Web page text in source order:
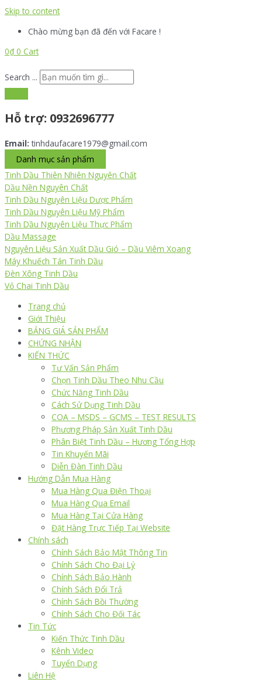
Skip to content
Chào mừng bạn đã đến với Facare !
0₫ 0 Cart
Search ...
Hỗ trợ: 0932696777
Email: tinhdaufacare1979@gmail.com
Danh mục sản phẩm
Tinh Dầu Thiên Nhiên Nguyên Chất
Dầu Nền Nguyên Chất
Tinh Dầu Nguyên Liệu Dược Phẩm
Tinh Dầu Nguyên Liệu Mỹ Phẩm
Tinh Dầu Nguyên Liệu Thực Phẩm
Dầu Massage
Nguyên Liệu Sản Xuất Dầu Gió – Dầu Viêm Xoang
Máy Khuếch Tán Tinh Dầu
Đèn Xông Tinh Dầu
Vỏ Chai Tinh Dầu
Trang chủ
Giới Thiệu
BẢNG GIÁ SẢN PHẨM
CHỨNG NHẬN
KIẾN THỨC
Tư Vấn Sản Phẩm
Chọn Tinh Dầu Theo Nhu Cầu
Chức Năng Tinh Dầu
Cách Sử Dụng Tinh Dầu
COA – MSDS – GCMS – TEST RESULTS
Phương Pháp Sản Xuất Tinh Dầu
Phân Biệt Tinh Dầu – Hương Tổng Hợp
Tin Khuyến Mãi
Diễn Đàn Tinh Dầu
Hướng Dẫn Mua Hàng
Mua Hàng Qua Điện Thoại
Mua Hàng Qua Email
Mua Hàng Tại Cửa Hàng
Đặt Hàng Trực Tiếp Tại Website
Chính sách
Chính Sách Bảo Mật Thông Tin
Chính Sách Cho Đại Lý
Chính Sách Bảo Hành
Chính Sách Đổi Trả
Chính Sách Bồi Thường
Chính Sách Cho Đối Tác
Tin Tức
Kiến Thức Tinh Dầu
Kênh Video
Tuyển Dụng
Liên Hệ